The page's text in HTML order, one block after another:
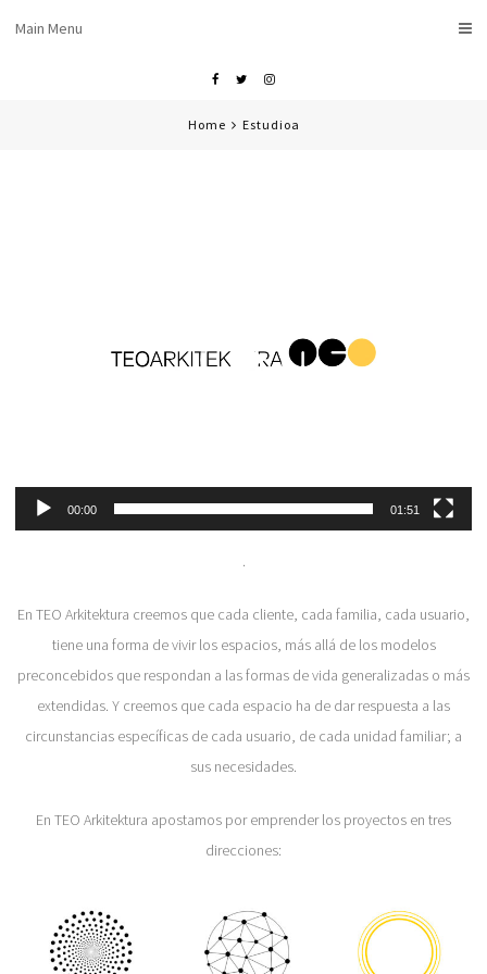
Facebook
TwitterInstagram
Main Menu
Home Estudioa
00:00 01:51
.
En TEO Arkitektura creemos que cada cliente, cada familia, cada usuario,
tiene una forma de vivir los espacios, más allá de los modelos
preconcebidos que respondan a las formas de vida generalizadas o más
extendidas. Y creemos que cada espacio ha de dar respuesta a las
circunstancias específicas de cada usuario, de cada unidad familiar; a
sus necesidades.
En TEO Arkitektura apostamos por emprender los proyectos en tres
direcciones: